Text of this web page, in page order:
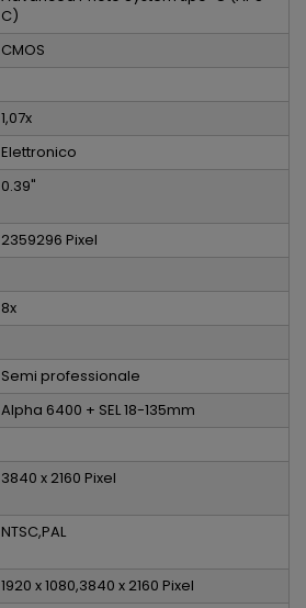
C)
CMOS
1,07x
Elettronico
0.39"
2359296 Pixel
8x
Semi professionale
Alpha 6400 + SEL 18-135mm
3840 x 2160 Pixel
NTSC,PAL
1920 x 1080,3840 x 2160 Pixel